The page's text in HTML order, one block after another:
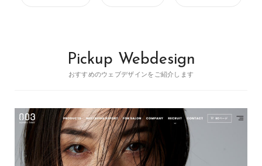
Pickup Webdesign
おすすめのウェブデザインをご紹介します